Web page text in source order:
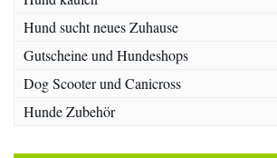
Hund sucht neues Zuhause
Gutscheine und Hundeshops
Dog Scooter und Canicross
Hunde Zubehör